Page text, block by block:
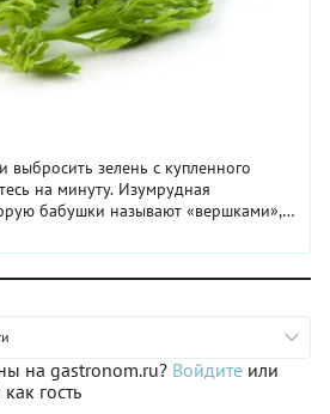
выбросить зелень с купленного
на минуту. Изумрудная
бабушки называют «вершками»,
обеда или ужина, добавив
нотку и мощный витаминный
на gastronom.ru? Войдите или
гость